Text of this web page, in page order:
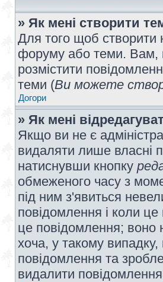
» Як мені створити
Для того щоб створити
форуму або теми. Вам,
розмістити
теми (Ви можете
Догори
» Як мені
Якщо ви не є
видаляти лише власні
натиснувши кнопку
обмеженого часу з
під ним з'явиться
повідомлення і коли
це повідомлення; воно
хоча, у такому
повідомлення та
видалити